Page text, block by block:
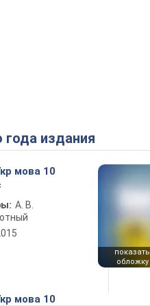
года издания
мова 10
А. В.
показать
обложку
мова 10